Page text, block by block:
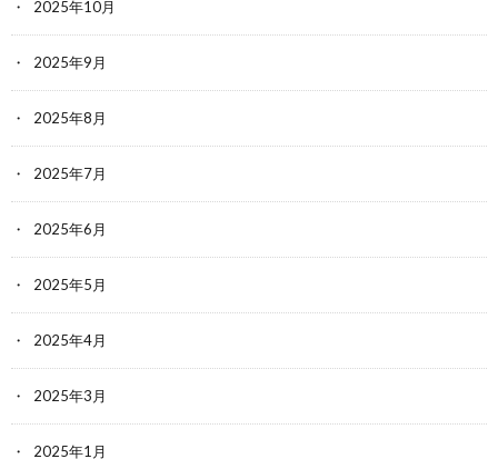
2025年10月
2025年9月
2025年8月
2025年7月
2025年6月
2025年5月
2025年4月
2025年3月
2025年1月